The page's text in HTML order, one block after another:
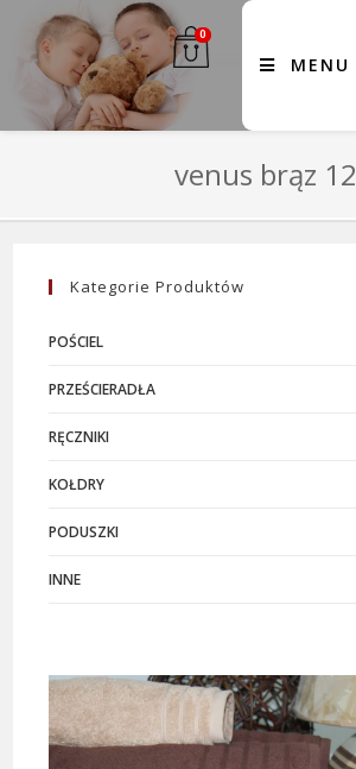
0
MENU
venus brąz 12
Kategorie Produktów
POŚCIEL
PRZEŚCIERADŁA
RĘCZNIKI
KOŁDRY
PODUSZKI
INNE